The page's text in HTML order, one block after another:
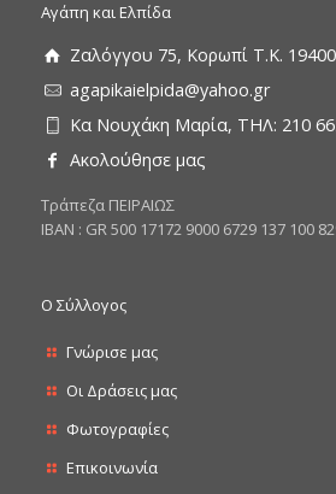
Αγάπη και Ελπίδα
Ζαλόγγου 75, Κορωπί Τ.Κ. 19400
agapikaielpida@yahoo.gr
Κα Νουχάκη Μαρία, ΤΗΛ: 210
Ακολούθησε μας
Tράπεζα ΠΕΙΡΑΙΩΣ
ΙΒΑΝ : GR 500 17172 9000 6729 137 100
Ο Σύλλογος
Γνώρισε μας
Οι Δράσεις μας
Φωτογραφίες
Επικοινωνία